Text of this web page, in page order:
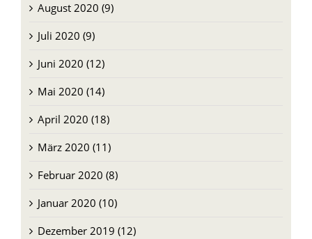
August 2020 (9)
Juli 2020 (9)
Juni 2020 (12)
Mai 2020 (14)
April 2020 (18)
März 2020 (11)
Februar 2020 (8)
Januar 2020 (10)
Dezember 2019 (12)